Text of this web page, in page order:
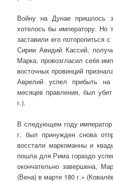
Войну на Дунае пришлось
хотелось бы императору. Но
заставили его поторопиться
Сирии Авидий Кассий,
Марка, провозгласил себя
восточных провинций
Аврелий успел прибыть
месяцев правления, был
г.).
В следующем году
г. был принужден снова
восстали маркоманны и
пошла для Рима гораздо
окончательно завершена,
(Вена) в марте 180 г.»